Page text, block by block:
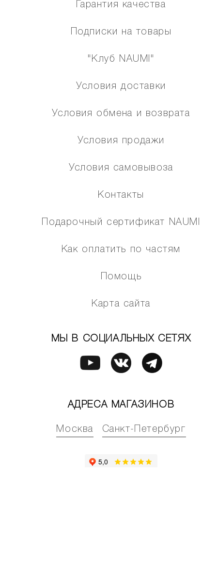
Гарантия качества
Подписки на товары
"Клуб NAUMI"
Условия доставки
Условия обмена и возврата
Условия продажи
Условия самовывоза
Контакты
Подарочный сертификат NAUMI
Как оплатить по частям
Помощь
Карта сайта
МЫ В СОЦИАЛЬНЫХ СЕТЯХ
АДРЕСА МАГАЗИНОВ
Москва Санкт-Петербург